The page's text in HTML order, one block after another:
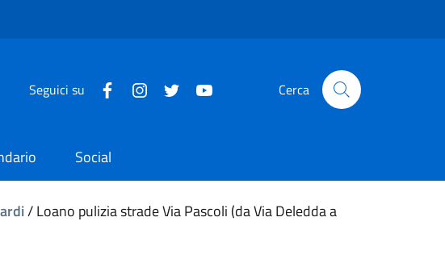
Seguici su Cerca
Social
/Loano pulizia strade Via Pascoli (da Via Deledda a